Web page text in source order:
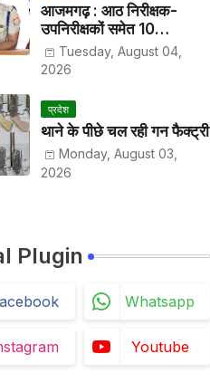
आजमगढ़ : आठ निरीक्षक-
उपनिरीक्षकों समेत 10
अधिकारियों के तबादले
Tuesday, August 04,
2026
प्रदेश
थाने के पीछे चल रही गन फैक्ट्री
Monday, August 03,
2026
Plugin
Whatsapp
Youtube